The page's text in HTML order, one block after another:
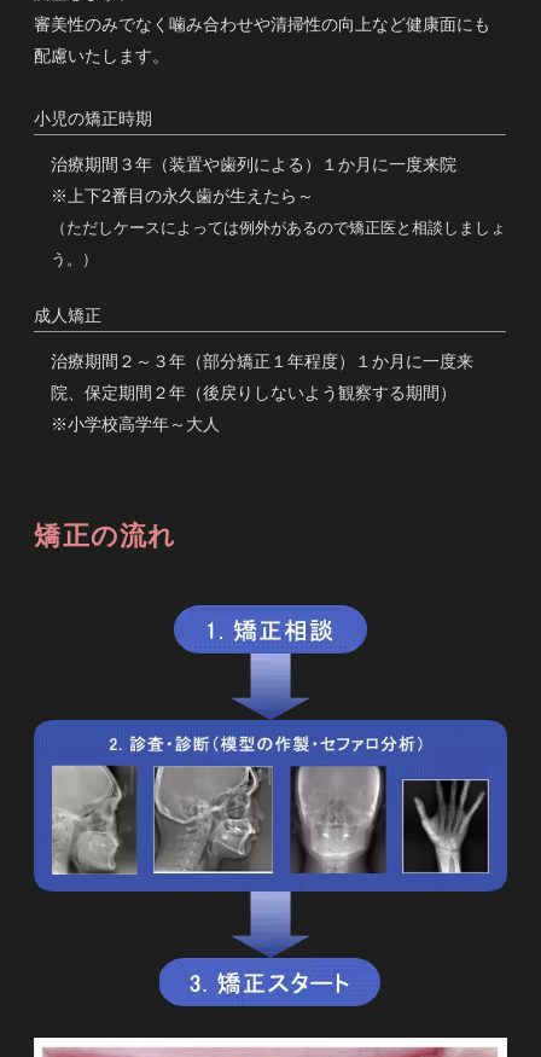
審美性のみでなく噛み合わせや清掃性の向上など健康面にも
配慮いたします。
小児の矯正時期
治療期間３年（装置や歯列による）１か月に一度来院
※上下2番目の永久歯が生えたら～
（ただしケースによっては例外があるので矯正医と相談しましょ
う。）
成人矯正
治療期間２～３年（部分矯正１年程度）１か月に一度来
院、保定期間２年（後戻りしないよう観察する期間）
※小学校高学年～大人
矯正の流れ